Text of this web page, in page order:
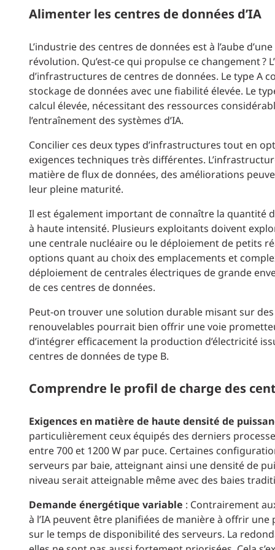
Alimenter les centres de données d’IA
L’industrie des centres de données est à l’aube
révolution. Qu’est-ce qui propulse ce changement
d’infrastructures de centres de données. Le type A
stockage de données avec une fiabilité élevée. Le
calcul élevée, nécessitant des ressources
l’entraînement des systèmes d’IA.
Concilier ces deux types d’infrastructures tout en
exigences techniques très différentes.
matière de flux de données, des améliorations
leur pleine maturité.
Il est également important de connaître la quantité
à haute intensité. Plusieurs exploitants doivent
une centrale nucléaire ou le déploiement de petits
options quant au choix des emplacements et
déploiement de centrales électriques de grande
de ces centres de données.
Peut-on trouver une solution durable misant sur
renouvelables pourrait bien offrir une voie
d’intégrer efficacement la production d’électricité
centres de données de type B.
Comprendre le profil de charge des
Exigences en matière de haute densité de
particulièrement ceux équipés des derniers
entre 700 et 1200 W par puce. Certaines
serveurs par baie, atteignant ainsi une densité de
niveau serait atteignable même avec des baies
Demande énergétique variable : Contrairement
à l’IA peuvent être planifiées de manière à offrir
sur le temps de disponibilité des serveurs. La